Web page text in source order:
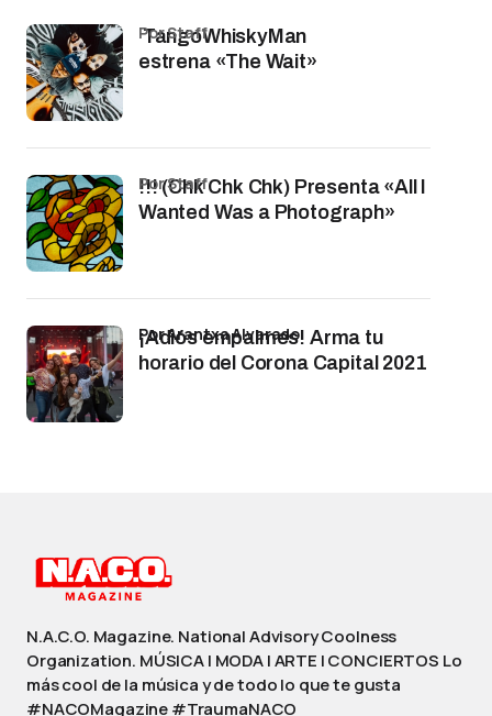
TangoWhiskyMan
estrena «The Wait»
por Staff
!!! (Chk Chk Chk) Presenta «All I
Wanted Was a Photograph»
por Staff
¡Adiós empalmes! Arma tu
horario del Corona Capital 2021
por Arantxa Alvarado
N.A.C.O. Magazine. National Advisory Coolness
Organization. MÚSICA | MODA | ARTE | CONCIERTOS Lo
más cool de la música y de todo lo que te gusta
#NACOMagazine #TraumaNACO